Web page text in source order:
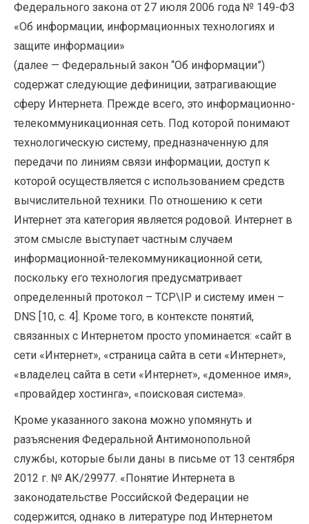
Федерального закона от 27 июля 2006 года № 149-ФЗ
«Об информации, информационных технологиях и
защите информации»
(далее — Федеральный закон “Об информации”)
содержат следующие дефиниции, затрагивающие
сферу Интернета. Прежде всего, это информационно-
телекоммуникационная сеть. Под которой понимают
технологическую систему, предназначенную для
передачи по линиям связи информации, доступ к
которой осуществляется с использованием средств
вычислительной техники. По отношению к сети
Интернет эта категория является родовой. Интернет в
этом смысле выступает частным случаем
информационной-телекоммуникационной сети,
поскольку его технология предусматривает
определенный протокол – TCP\IP и систему имен –
DNS [10, с. 4]. Кроме того, в контексте понятий,
связанных с Интернетом просто упоминается: «сайт в
сети «Интернет», «страница сайта в сети «Интернет»,
«владелец сайта в сети «Интернет», «доменное имя»,
«провайдер хостинга», «поисковая система».
Кроме указанного закона можно упомянуть и
разъяснения Федеральной Антимонопольной
службы, которые были даны в письме от 13 сентября
2012 г. № АК/29977. «Понятие Интернета в
законодательстве Российской Федерации не
содержится, однако в литературе под Интернетом